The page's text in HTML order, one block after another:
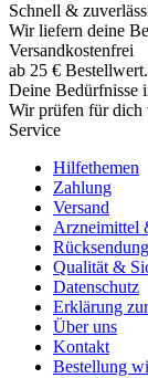
Schnell &
Wir liefern deine
Versandkostenfrei
ab 25 €
Deine Bedürfnisse
Wir prüfen für
Service
Hilfethemen
Zahlung
Versand
Arzneimittel
Rücksendung
Qualität &
Datenschutz
Erklärung
Über uns
Kontakt
Bestellung